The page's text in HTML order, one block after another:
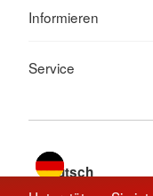
Informieren
Service
Sprache wechseln zu